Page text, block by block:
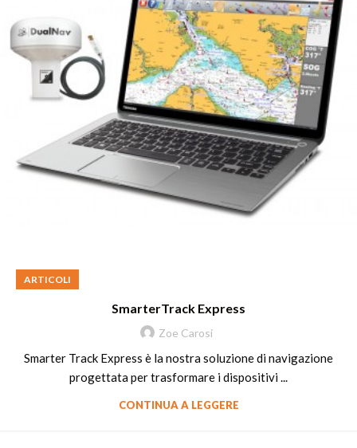
ARTICOLI
SmarterTrack Express
Zoe Carosi
Smarter Track Express è la nostra soluzione di navigazione
progettata per trasformare i dispositivi ...
CONTINUA A LEGGERE